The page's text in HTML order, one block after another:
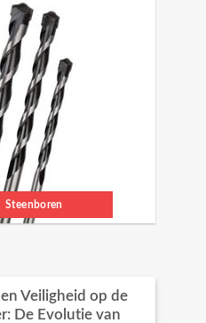
Steenboren
Veiligheid op de
De Evolutie van